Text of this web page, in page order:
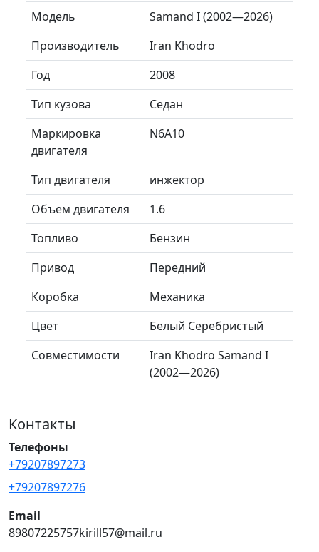
Модель
Samand I (2002—2026)
Производитель
Iran Khodro
Год
2008
Тип кузова
Седан
Маркировка
двигателя
N6A10
Тип двигателя
инжектор
Объем двигателя
1.6
Топливо
Бензин
Привод
Передний
Коробка
Механика
Цвет
Белый Серебристый
Совместимости
Iran Khodro Samand I
(2002—2026)
Контакты
Телефоны
+79207897273
+79207897276
Email
89807225757kirill57@mail.ru